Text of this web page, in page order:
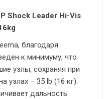
Shock Leader Hi-Vis
благодаря
к минимуму, что
узлы, сохраняя при
узлах – 35 lb (16 кг).
дальность